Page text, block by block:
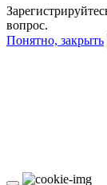
вопрос.
Понятно, закрыть